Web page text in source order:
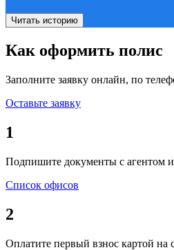
Читать историю
Как оформить полис
Заполните заявку онлайн, по
Оставьте заявку
1
Подпишите документы с агентом
Список офисов
2
Оплатите первый взнос картой на